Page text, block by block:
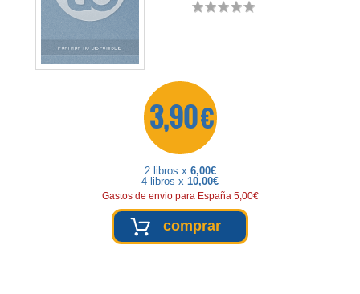
3,90 €
2 libros x 6,00€
4 libros x 10,00€
Gastos de envio para España 5,00€
comprar